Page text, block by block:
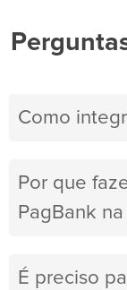
Como
Por que
PagBank
É preciso